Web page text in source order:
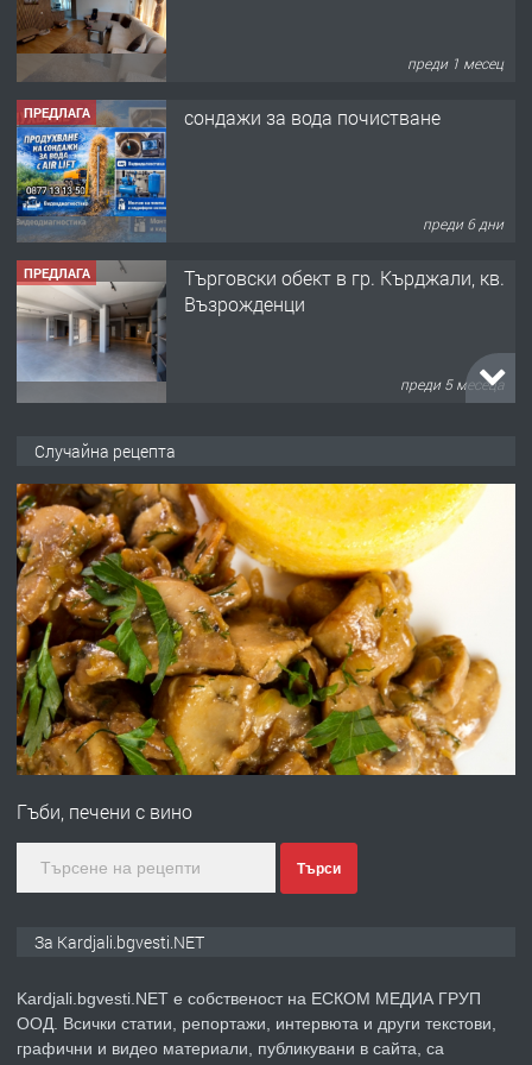
ПРЕДЛАГА
преди 6 дни
ПРЕДЛАГА
преди 5 месеца
ПРЕДЛАГА
ПРЕДЛАГА
Заведение /ресторант, бистро/ в с.
Чакаларово, община Кирково
преди 7 месеца
ПРЕДЛАГА
Гараж под наем в супер център
Кърджали
преди 10 месеца
ПРЕДЛАГА
№3972 Парцел в регулация на брега
на язовир Студен кладенец 331м2 |
село Гняздово.
Курс
„Електротехник”/”Електромонтьор”
дистанционна или дневна форма на
Случайна рецепта
Гъби, печени с вино
Търси
За Kardjali.bgvesti.NET
Kardjali.bgvesti.NET е собственост на ЕСКОМ МЕДИА ГРУП
ООД. Всички статии, репортажи, интервюта и други текстови,
графични и видео материали, публикувани в сайта, са